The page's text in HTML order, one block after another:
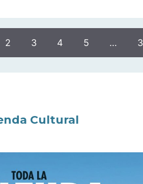
2 3 4 5 …
Cultural